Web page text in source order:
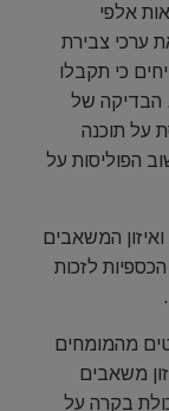
אלפי
ערכי צבירת
כי תקבלו
הבדיקה של
על תוכנה
הפוליסות על
המשאבים
לזכות
מהמומחים
משאבים
בקרה על